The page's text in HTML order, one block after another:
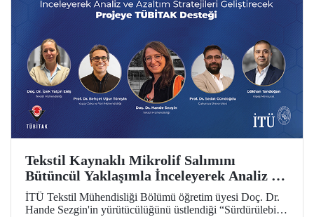
Tekstil Kaynaklı Mikrolif Salımını
Bütüncül Yaklaşımla İnceleyerek Analiz ve
Azaltım Stratejileri Geliştirecek Projeye
TÜBİTAK Desteği
İTÜ Tekstil Mühendisliği Bölümü öğretim üyesi Doç. Dr.
Hande Sezgin'in yürütücülüğünü üstlendiği “Sürdürülebilir